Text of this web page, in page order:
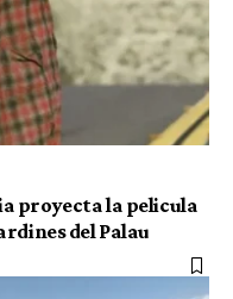
proyecta la pelicula
del Palau